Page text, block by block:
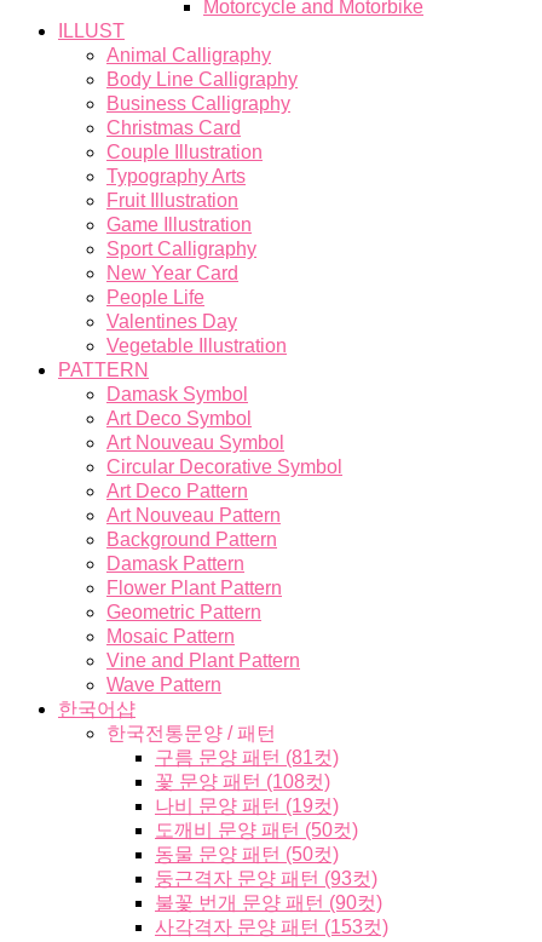
Motorcycle and Motorbike
ILLUST
Animal Calligraphy
Body Line Calligraphy
Business Calligraphy
Christmas Card
Couple Illustration
Typography Arts
Fruit Illustration
Game Illustration
Sport Calligraphy
New Year Card
People Life
Valentines Day
Vegetable Illustration
PATTERN
Damask Symbol
Art Deco Symbol
Art Nouveau Symbol
Circular Decorative Symbol
Art Deco Pattern
Art Nouveau Pattern
Background Pattern
Damask Pattern
Flower Plant Pattern
Geometric Pattern
Mosaic Pattern
Vine and Plant Pattern
Wave Pattern
한국어샵
한국전통문양 / 패턴
구름 문양 패턴 (81컷)
꽃 문양 패턴 (108컷)
나비 문양 패턴 (19컷)
도깨비 문양 패턴 (50컷)
동물 문양 패턴 (50컷)
둥근격자 문양 패턴 (93컷)
불꽃 번개 문양 패턴 (90컷)
사각격자 문양 패턴 (153컷)